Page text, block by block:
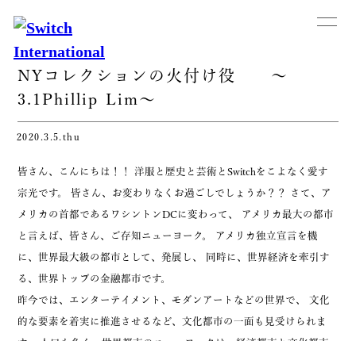
NYコレクションの火付け役 ～
3.1Phillip Lim～
2020.3.5.thu
皆さん、こんにちは！！ 洋服と歴史と芸術とSwitchをこよなく愛す
宗光です。 皆さん、お変わりなくお過ごしでしょうか？？ さて、ア
メリカの首都であるワシントンDCに変わって、 アメリカ最大の都市
と言えば、皆さん、ご存知ニューヨーク。 アメリカ独立宣言を機
に、世界最大級の都市として、発展し、 同時に、世界経済を牽引す
る、世界トップの金融都市です。
昨今では、エンターテイメント、モダンアートなどの世界で、 文化
的な要素を着実に推進させるなど、文化都市の一面も見受けられま